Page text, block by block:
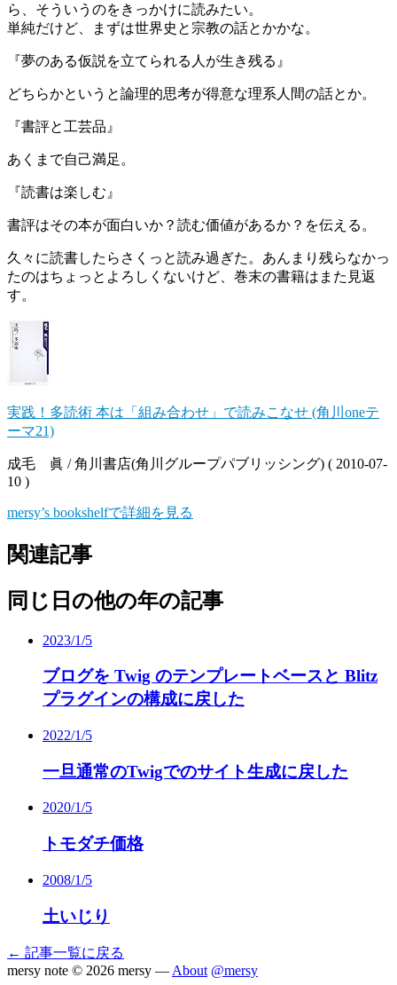
ら、そういうのをきっかけに読みたい。
単純だけど、まずは世界史と宗教の話とかかな。
『夢のある仮説を立てられる人が生き残る』
どちらかというと論理的思考が得意な理系人間の話とか。
『書評と工芸品』
あくまで自己満足。
『読書は楽しむ』
書評はその本が面白いか？読む価値があるか？を伝える。
久々に読書したらさくっと読み過ぎた。あんまり残らなかっ
たのはちょっとよろしくないけど、巻末の書籍はまた見返
す。
実践！多読術 本は「組み合わせ」で読みこなせ (角川oneテ
ーマ21)
成毛 眞 / 角川書店(角川グループパブリッシング) ( 2010-07-
10 )
mersy’s bookshelfで詳細を見る
関連記事
同じ日の他の年の記事
2023/1/5
ブログを Twig のテンプレートベースと Blitz
プラグインの構成に戻した
2022/1/5
一旦通常のTwigでのサイト生成に戻した
2020/1/5
トモダチ価格
2008/1/5
土いじり
← 記事一覧に戻る
mersy note © 2026 mersy — About @mersy